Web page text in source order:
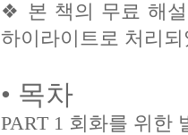
❖ 본 책의 무료 해설
하이라이트로 처리
• 목차
PART 1 회화를 위한